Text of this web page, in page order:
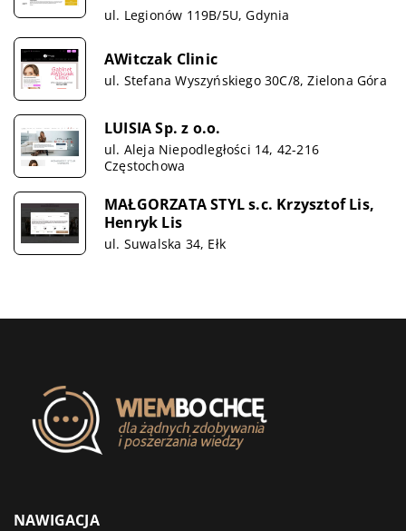
ul. Legionów 119B/5U, Gdynia
AWitczak Clinic
ul. Stefana Wyszyńskiego 30C/8, Zielona Góra
LUISIA Sp. z o.o.
ul. Aleja Niepodległości 14, 42-216
Częstochowa
MAŁGORZATA STYL s.c. Krzysztof Lis,
Henryk Lis
ul. Suwalska 34, Ełk
NAWIGACJA